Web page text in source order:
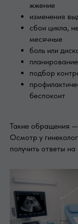
жжение
изменения
сбои цикла,
месячные
боль или
подбор
беспокоит
Такие обращения
Осмотр у
получить ответы